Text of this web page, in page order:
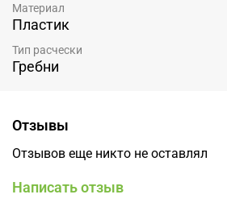
Материал
Пластик
Тип расчески
Гребни
Отзывы
Отзывов еще никто не оставлял
Написать отзыв